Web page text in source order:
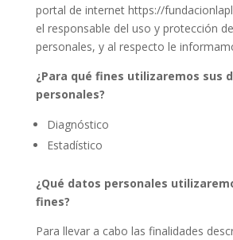
portal de internet https://
el responsable del uso y protección
personales, y al respecto le
¿Para qué fines utilizaremos sus
personales?
Diagnóstico
Estadístico
¿Qué datos personales
fines?
Para llevar a cabo las finalidades